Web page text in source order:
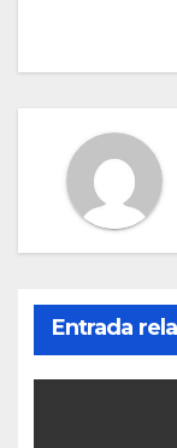
Entrada